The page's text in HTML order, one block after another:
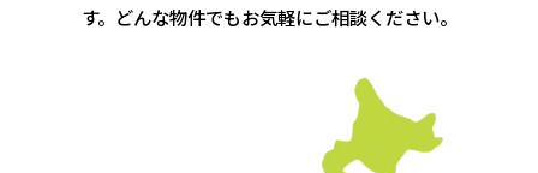
す。 どんな物件でもお気軽にご相談ください。